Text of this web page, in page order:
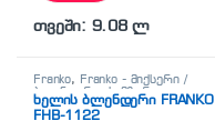
თვეში: 9.08 ლ
Franko, Franko - მიქსერი /
ბლენდერი
სამზარეულო
ტექნიკა
ხელის ბლენდერი FRANKO
FHB-1122